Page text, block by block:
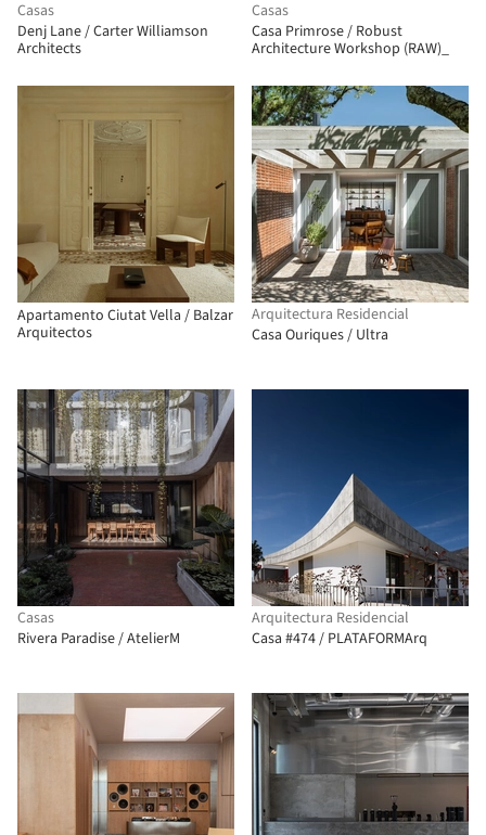
Casas
Denj Lane / Carter Williamson
Architects
Casas
Casa Primrose / Robust
Architecture Workshop (RAW)_
Apartamento Ciutat Vella / Balzar
Arquitectos
Arquitectura Residencial
Casa Ouriques / Ultra
Casas
Rivera Paradise / AtelierM
Arquitectura Residencial
Casa #474 / PLATAFORMArq